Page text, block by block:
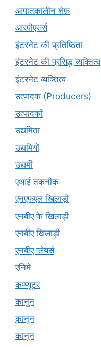
आपातकालीन शेफ़
आरपीएसर्स
इंटरनेट की प्रतिष्ठिता
इंटरनेट की प्रसिद्ध व्यक्तित्व
इंटरनेट व्यक्तित्व
उत्पादक (Producers)
उत्पादकों
उद्यमिता
उद्यमियों
उद्यमी
एआई तकनीक
एनएफएल खिलाड़ी
एनबीए के खिलाड़ी
एनबीए खिलाड़ी
एनबीए प्लेयर्स
एनिमे
कम्प्यूटर
कानुन
क़ानून
कानून